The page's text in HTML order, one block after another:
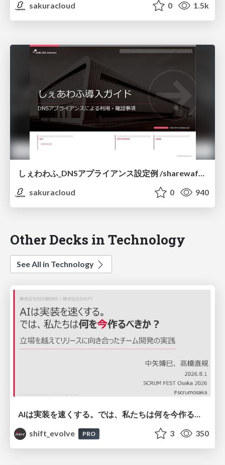
sakuracloud
0 1.5k
しぇわわふ_DNSアプライアンス設定例 /sharewaf_003
sakuracloud
0 940
Other Decks in Technology
See All in Technology
shift_evolve
PRO 3 350